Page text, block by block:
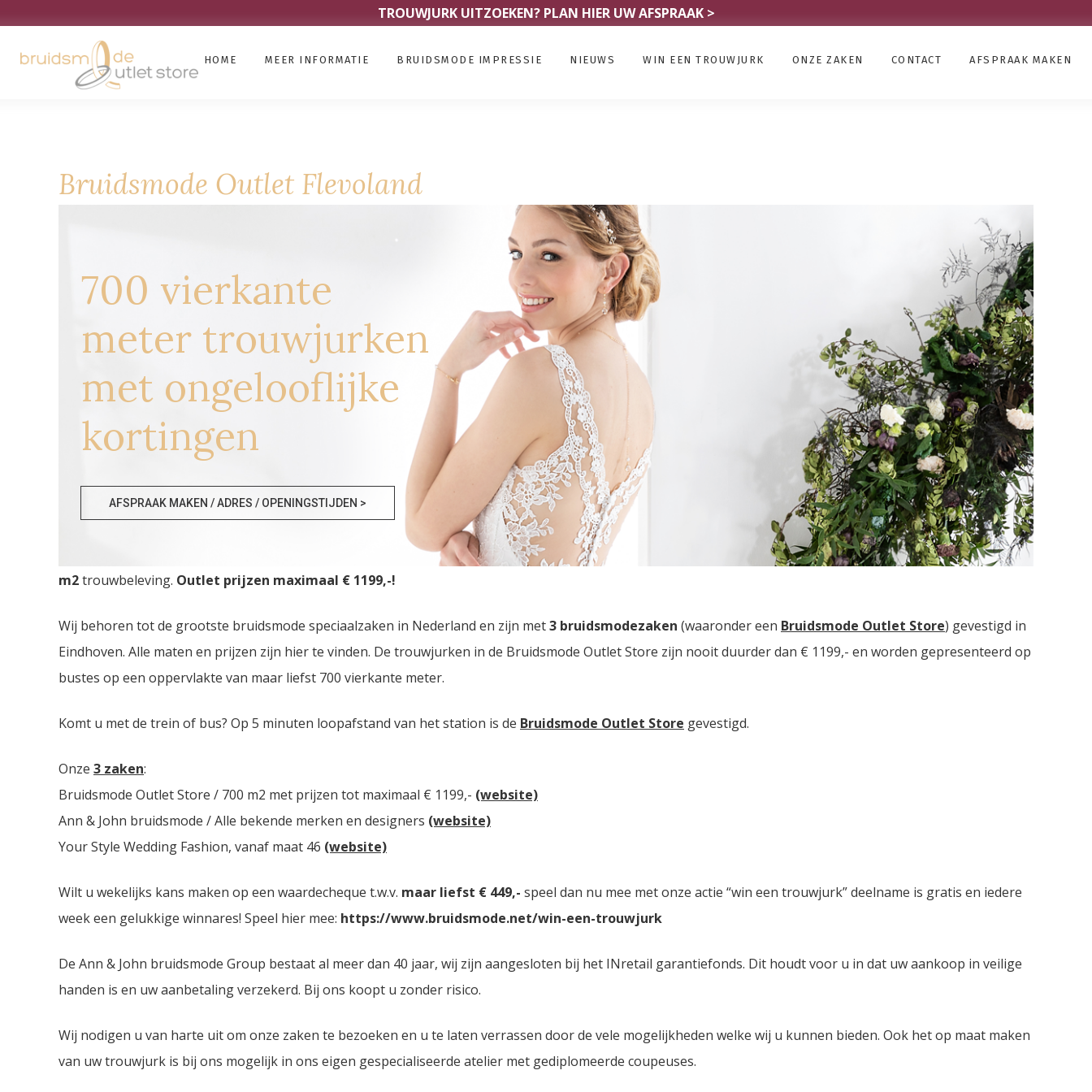
TROUWJURK UITZOEKEN? PLAN HIER UW AFSPRAAK >
HOME MEER INFORMATIE BRUIDSMODE IMPRESSIE NIEUWS WIN EEN TROUWJURK ONZE ZAKEN CONTACT AFSPRAAK MAKEN
Bruidsmode Outlet Flevoland
700 vierkante
meter trouwjurken
met ongelooflijke
kortingen
AFSPRAAK MAKEN / ADRES / OPENINGSTIJDEN >
Bruidsmode Outlet Flevoland
grootste Bruidsmode Outlet Storevan Nederland vindt u in Eindhoven. Drie bruidsmodezaken met in totaal meer dan2000
m2trouwbeleving. Outlet prijzen maximaal € 1199,-!
Wij behoren tot de grootste bruidsmode speciaalzaken in Nederland en zijn met3 bruidsmodezaken (waaronder een Bruidsmode Outlet Store) gevestigd in
Eindhoven. Alle maten en prijzen zijn hier te vinden. De trouwjurken in de Bruidsmode Outlet Store zijn nooit duurder dan € 1199,- en worden gepresenteerd op
bustes op een oppervlakte van maar liefst 700 vierkante meter.
Komt u met de trein of bus? Op 5 minuten loopafstand van het station is de Bruidsmode Outlet Store gevestigd.
Onze 3 zaken:
Bruidsmode Outlet Store / 700 m2 met prijzen tot maximaal € 1199,- (website)
Ann & John bruidsmode / Alle bekende merken en designers (website)
Your Style Wedding Fashion, vanaf maat 46 (website)
Wilt u wekelijks kans maken op een waardecheque t.w.v. maar liefst € 449,- speel dan nu mee met onze actie “win een trouwjurk” deelname is gratis en iedere
week een gelukkige winnares! Speel hier mee: https://www.bruidsmode.net/win-een-trouwjurk
De Ann & John bruidsmode Group bestaat al meer dan 40 jaar, wij zijn aangesloten bij het INretail garantiefonds. Dit houdt voor u in dat uw aankoop in veilige
handen is en uw aanbetaling verzekerd. Bij ons koopt u zonder risico.
Wij nodigen u van harte uit om onze zaken te bezoeken en u te laten verrassen door de vele mogelijkheden welke wij u kunnen bieden. Ook het op maat maken
van uw trouwjurk is bij ons mogelijk in ons eigen gespecialiseerde atelier met gediplomeerde coupeuses.